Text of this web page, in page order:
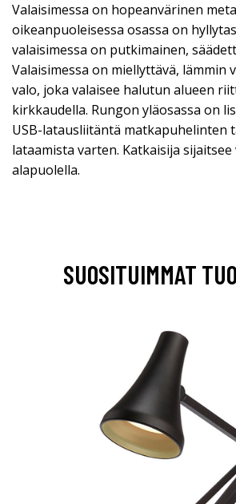
Valaisimessa on hopeanvärinen
oikeanpuoleisessa osassa on
valaisimessa on putkimainen,
Valaisimessa on miellyttävä, lämmin
valo, joka valaisee halutun alueen
kirkkaudella. Rungon yläosassa on
USB-latausliitäntä matkapuhelinten
lataamista varten. Katkaisija
alapuolella.
SUOSITUIMMAT